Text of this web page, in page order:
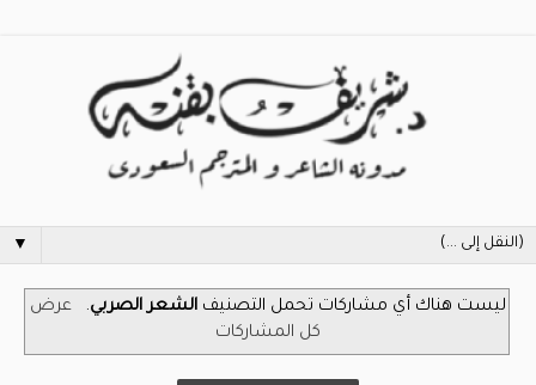
▼
‏ليست هناك أي مشاركات تحمل التصنيفالشعر الصربي.
عرض
كل المشاركات